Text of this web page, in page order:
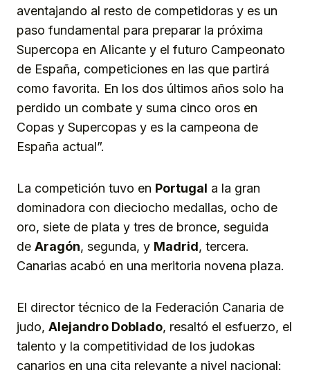
aventajando al resto de competidoras y es un
paso fundamental para preparar la próxima
Supercopa en Alicante y el futuro Campeonato
de España, competiciones en las que partirá
como favorita. En los dos últimos años solo ha
perdido un combate y suma cinco oros en
Copas y Supercopas y es la campeona de
España actual”.
La competición tuvo en Portugal a la gran
dominadora con dieciocho medallas, ocho de
oro, siete de plata y tres de bronce, seguida
de Aragón, segunda, y Madrid, tercera.
Canarias acabó en una meritoria novena plaza.
El director técnico de la Federación Canaria de
judo, Alejandro Doblado, resaltó el esfuerzo, el
talento y la competitividad de los judokas
canarios en una cita relevante a nivel nacional: